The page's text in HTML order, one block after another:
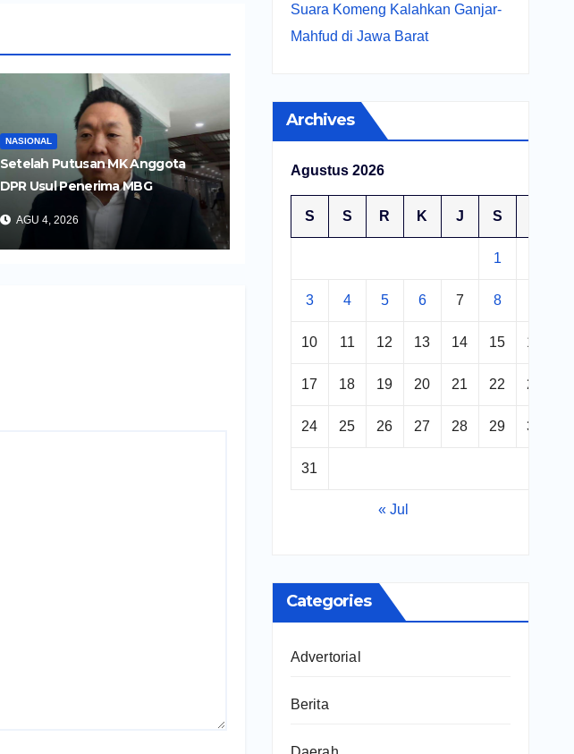
NASIONAL
Setelah Putusan MK Anggota
DPR Usul Penerima MBG
Dipangkas Jadi 26 Juta Orang
AGU 4, 2026
Suara Komeng Kalahkan Ganjar-
Mahfud di Jawa Barat
Archives
Agustus 2026
S S R K J S
1
3 4 5 6 7 8
10 11 12 13 14 15 16
17 18 19 20 21 22 23
24 25 26 27 28 29 30
31
« Jul
Categories
Advertorial
Berita